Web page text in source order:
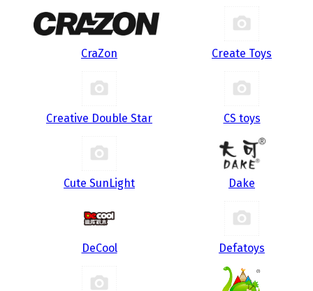
CraZon Create Toys
Creative Double Star CS toys
Cute SunLight Dake
DeCool Defatoys